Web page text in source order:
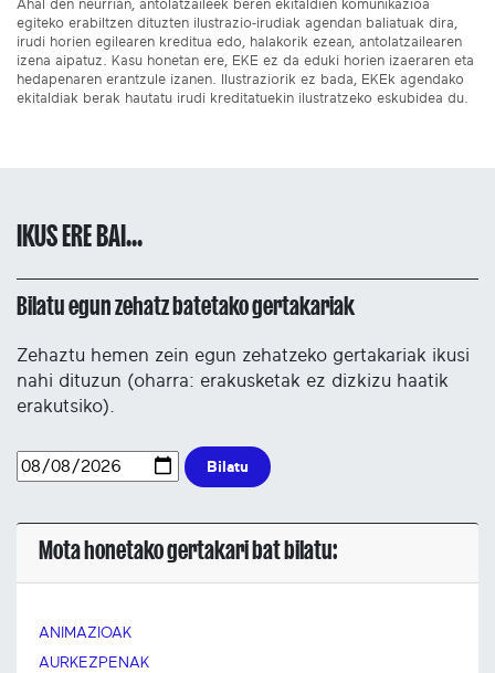
Ahal den neurrian, antolatzaileek beren ekitaldien komunikazioa
egiteko erabiltzen dituzten ilustrazio-irudiak agendan baliatuak dira,
irudi horien egilearen kreditua edo, halakorik ezean, antolatzailearen
izena aipatuz. Kasu honetan ere, EKE ez da eduki horien izaeraren eta
hedapenaren erantzule izanen. Ilustraziorik ez bada, EKEk agendako
ekitaldiak berak hautatu irudi kreditatuekin ilustratzeko eskubidea du.
IKUS ERE BAI...
Bilatu egun zehatz batetako gertakariak
Zehaztu hemen zein egun zehatzeko gertakariak ikusi
nahi dituzun (oharra: erakusketak ez dizkizu haatik
erakutsiko).
Bilatu
Mota honetako gertakari bat bilatu:
ANIMAZIOAK
AURKEZPENAK